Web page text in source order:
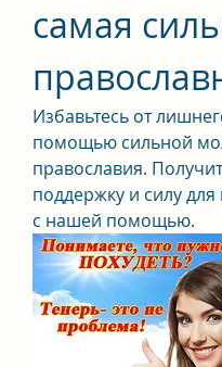
самая
Избавьтесь от
помощью сильной
православия.
поддержку и силу для
с нашей помощью.